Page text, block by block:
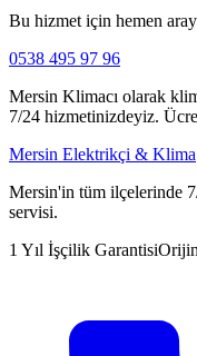
Bu hizmet için hemen
0538 495 97 96
Mersin Klimacı olarak
7/24 hizmetinizdeyiz.
Mersin Elektrikçi & Klima
Mersin'in tüm ilçelerinde
servisi.
1 Yıl İşçilik Garantisi